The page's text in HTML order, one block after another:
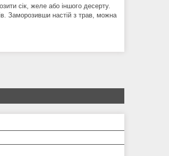
сік, желе або іншого десерту.
Заморозивши настій з трав, можна